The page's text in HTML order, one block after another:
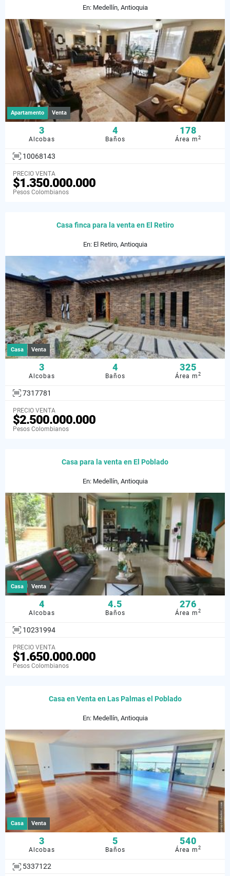
En: Medellín, Antioquia
Apartamento Venta
3
Alcobas
4
Baños
178
Área m2
10068143
PRECIO VENTA
$1.350.000.000
Pesos Colombianos
Casa finca para la venta en El Retiro
En: El Retiro, Antioquia
Casa Venta
3
Alcobas
4
Baños
325
Área m2
7317781
PRECIO VENTA
$2.500.000.000
Pesos Colombianos
Casa para la venta en El Poblado
En: Medellín, Antioquia
Casa Venta
4
Alcobas
4.5
Baños
276
Área m2
10231994
PRECIO VENTA
$1.650.000.000
Pesos Colombianos
Casa en Venta en Las Palmas el Poblado
En: Medellín, Antioquia
Casa Venta
3
Alcobas
5
Baños
540
Área m2
5337122